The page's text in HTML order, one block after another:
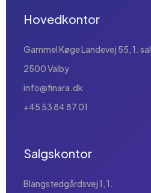
Hovedkontor
Gammel Køge Landevej 55, 1. sal
2500 Valby
info@finara.dk
+45 53 84 87 01
Salgskontor
Blangstedgårdsvej 1, 1.